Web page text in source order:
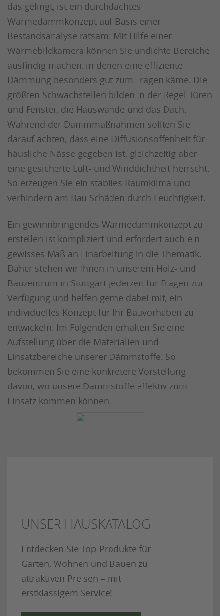
das gelingt, ist ein durchdachtes
Wärmedämmkonzept auf Basis einer
Bestandsanalyse ratsam: Mit Hilfe einer
Wärmebildkamera können Sie undichte Bereiche
ausfindig machen, in denen eine effiziente
Dämmung besonders gut zum Tragen käme. Die
größten Schwachstellen bilden in der Regel Türen
und Fenster, die Hauswände und das Dach.
Während der Dämmmaßnahmen sollten Sie
darauf achten, dass eine Diffusionsoffenheit für
häusliche Nässe gegeben ist, gleichzeitig aber
eine gesicherte Luft- und Winddichtheit herrscht.
So erzeugen Sie ein stabiles Raumklima und
verhindern am Bau Schäden durch Feuchtigkeit.
Ein gewinnbringendes Wärmedämmkonzept zu
erstellen ist kompliziert und erfordert auch ein
gewisses Maß an Einarbeitung in die Thematik.
Daher stehen wir Ihnen in unserem Holz- und
Bauzentrum in Stuttgart jederzeit für Fragen zur
Verfügung und helfen gerne dabei mit, ein
individuelles Konzept für Ihr Bauvorhaben zu
entwickeln. Im Folgenden erhalten Sie eine
Aufstellung über die Materialien und
Einsatzbereiche unserer Dämmstoffe. So
bekommen Sie eine konkretere Vorstellung
davon, wo unsere Dämmstoffe effektiv zum
Einsatz kommen können.
UNSER HAUSKATALOG
Entdecken Sie Top-Produkte für
Garten, Wohnen und Bauen zu
attraktiven Preisen – mit
erstklassigem Service!